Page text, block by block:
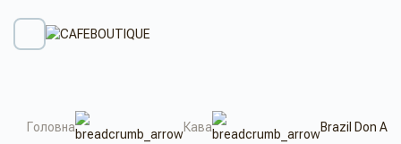
Головна Кава Brazil Don